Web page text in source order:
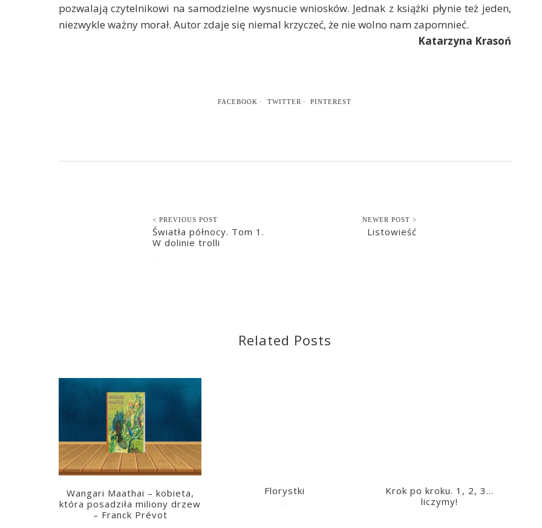
pozwalają czytelnikowi na samodzielne wysnucie wniosków. Jednak z książki płynie też jeden,
niezwykle ważny morał. Autor zdaje się niemal krzyczeć, że nie wolno nam zapomnieć.
Katarzyna Krasoń
FACEBOOK TWITTER PINTEREST
< PREVIOUS POST
Światła północy. Tom 1.
W dolinie trolli
NEWER POST >
Listowieść
Related Posts
Wangari Maathai – kobieta,
która posadziła miliony drzew
– Franck Prévot
Florystki
Krok po kroku. 1, 2, 3…
liczymy!